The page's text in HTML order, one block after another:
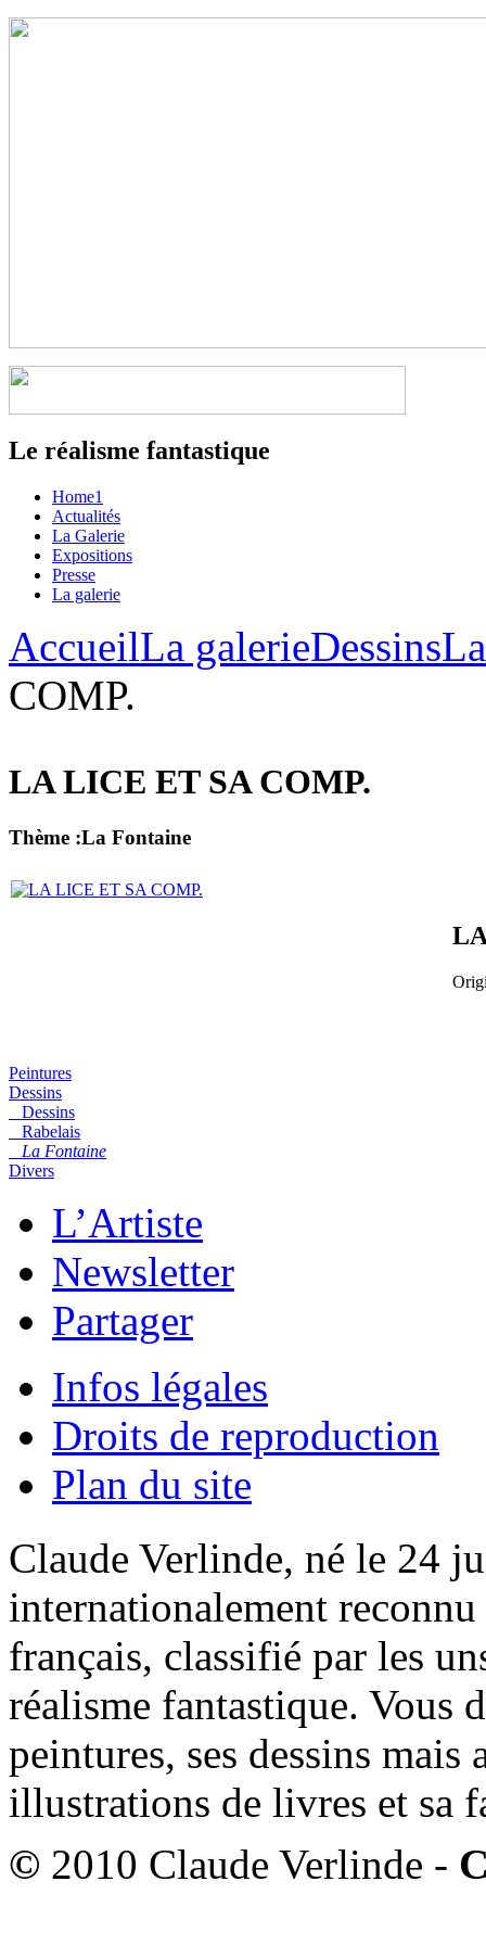
Le réalisme fantastique
Home1
Actualités
La Galerie
Expositions
Presse
La galerie
AccueilLa galerieDessins
COMP.
LA LICE ET SA COMP.
Thème :La Fontaine
Peintures
Dessins
Dessins
Rabelais
La Fontaine
Divers
L’Artiste
Newsletter
Partager
Infos légales
Droits de reproduction
Plan du site
Claude Verlinde, né le 24
internationalement
français, classifié par les
réalisme fantastique. Vous
peintures, ses dessins mais
illustrations de livres et sa
© 2010 Claude Verlinde -